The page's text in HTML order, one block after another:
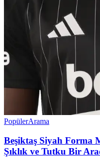
PopülerArama
Beşiktaş Siyah Forma
Şıklık ve Tutku Bir